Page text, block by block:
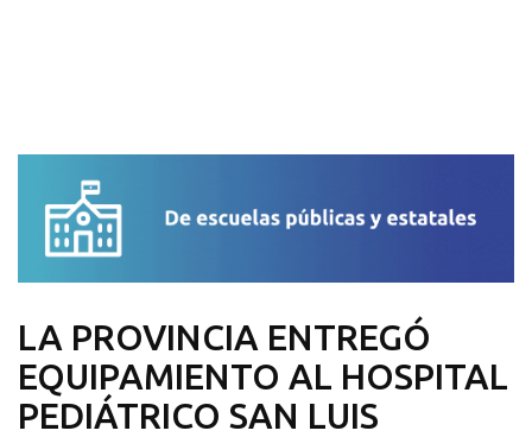
LA PROVINCIA ENTREGÓ
EQUIPAMIENTO AL HOSPITAL
PEDIÁTRICO SAN LUIS